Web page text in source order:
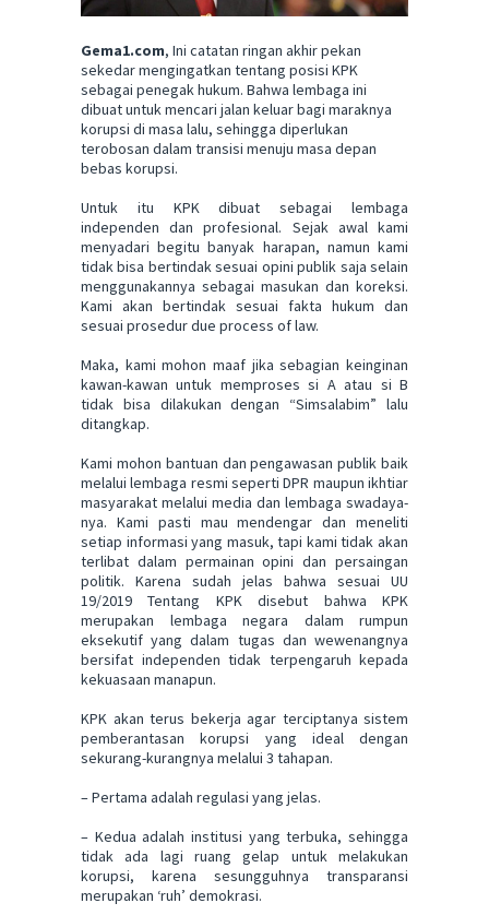
Gema1.com, Ini catatan ringan akhir pekan
sekedar mengingatkan tentang posisi KPK
sebagai penegak hukum. Bahwa lembaga ini
dibuat untuk mencari jalan keluar bagi maraknya
korupsi di masa lalu, sehingga diperlukan
terobosan dalam transisi menuju masa depan
bebas korupsi.
Untuk itu KPK dibuat sebagai lembaga
independen dan profesional. Sejak awal kami
menyadari begitu banyak harapan, namun kami
tidak bisa bertindak sesuai opini publik saja selain
menggunakannya sebagai masukan dan koreksi.
Kami akan bertindak sesuai fakta hukum dan
sesuai prosedur due process of law.
Maka, kami mohon maaf jika sebagian keinginan
kawan-kawan untuk memproses si A atau si B
tidak bisa dilakukan dengan “Simsalabim” lalu
ditangkap.
Kami mohon bantuan dan pengawasan publik baik
melalui lembaga resmi seperti DPR maupun ikhtiar
masyarakat melalui media dan lembaga swadaya-
nya. Kami pasti mau mendengar dan meneliti
setiap informasi yang masuk, tapi kami tidak akan
terlibat dalam permainan opini dan persaingan
politik. Karena sudah jelas bahwa sesuai UU
19/2019 Tentang KPK disebut bahwa KPK
merupakan lembaga negara dalam rumpun
eksekutif yang dalam tugas dan wewenangnya
bersifat independen tidak terpengaruh kepada
kekuasaan manapun.
KPK akan terus bekerja agar terciptanya sistem
pemberantasan korupsi yang ideal dengan
sekurang-kurangnya melalui 3 tahapan.
– Pertama adalah regulasi yang jelas.
– Kedua adalah institusi yang terbuka, sehingga
tidak ada lagi ruang gelap untuk melakukan
korupsi, karena sesungguhnya transparansi
merupakan ‘ruh’ demokrasi.